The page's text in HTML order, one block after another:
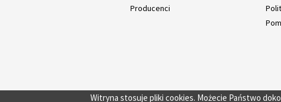
Producenci
Witryna stosuje pliki cookies. Możecie Państwo